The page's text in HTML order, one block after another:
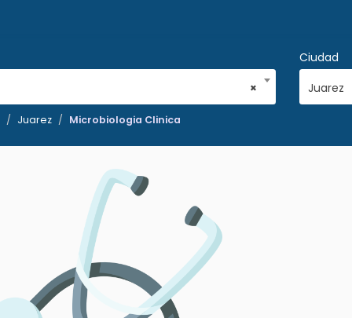
×
Ciudad
Juarez
Juarez Microbiologia Clinica